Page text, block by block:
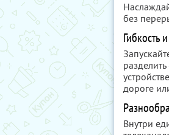
без
Гибкость
дороге
Внутри